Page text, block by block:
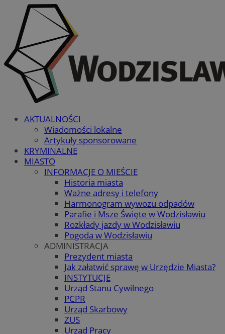
AKTUALNOŚCI
Wiadomości lokalne
Artykuły sponsorowane
KRYMINALNE
MIASTO
INFORMACJE O MIEŚCIE
Historia miasta
Ważne adresy i telefony
Harmonogram wywozu odpadów
Parafie i Msze Święte w Wodzisławiu
Rozkłady jazdy w Wodzisławiu
Pogoda w Wodzisławiu
ADMINISTRACJA
Prezydent miasta
Jak załatwić sprawę w Urzędzie Miasta?
INSTYTUCJE
Urząd Stanu Cywilnego
PCPR
Urząd Skarbowy
ZUS
Urząd Pracy